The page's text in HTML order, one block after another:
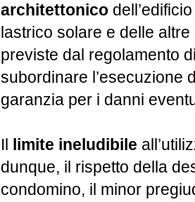
architettonico
lastrico solare e delle
previste dal regolamento
subordinare l’esecuzione
garanzia per i danni
Il limite ineludibile
dunque, il rispetto della
condomino, il minor